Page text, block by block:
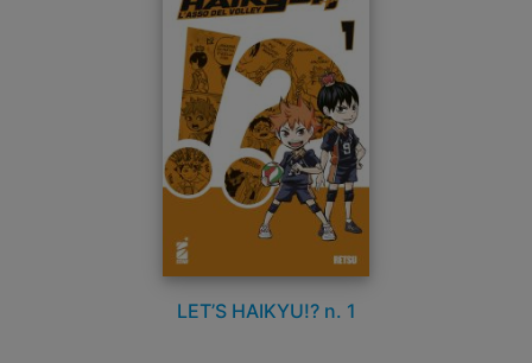
LET’S HAIKYU!? n. 1